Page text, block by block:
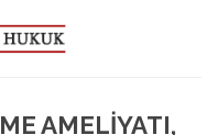
AMELİYATI,